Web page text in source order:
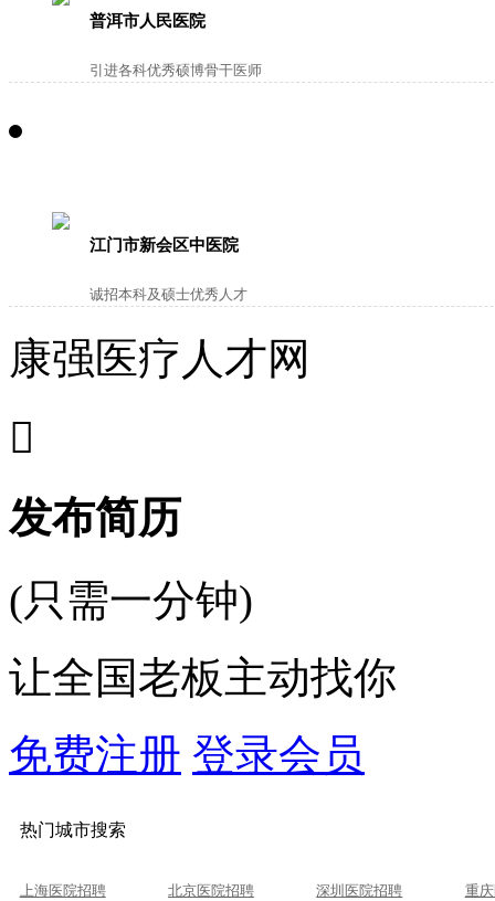
普洱市人民医院
引进各科优秀硕博骨干医师
江门市新会区中医院
诚招本科及硕士优秀人才
康强医疗人才网

发布简历
(只需一分钟)
让全国老板主动找你
免费注册 登录会员
热门城市搜索
上海医院招聘 北京医院招聘 深圳医院招聘
重